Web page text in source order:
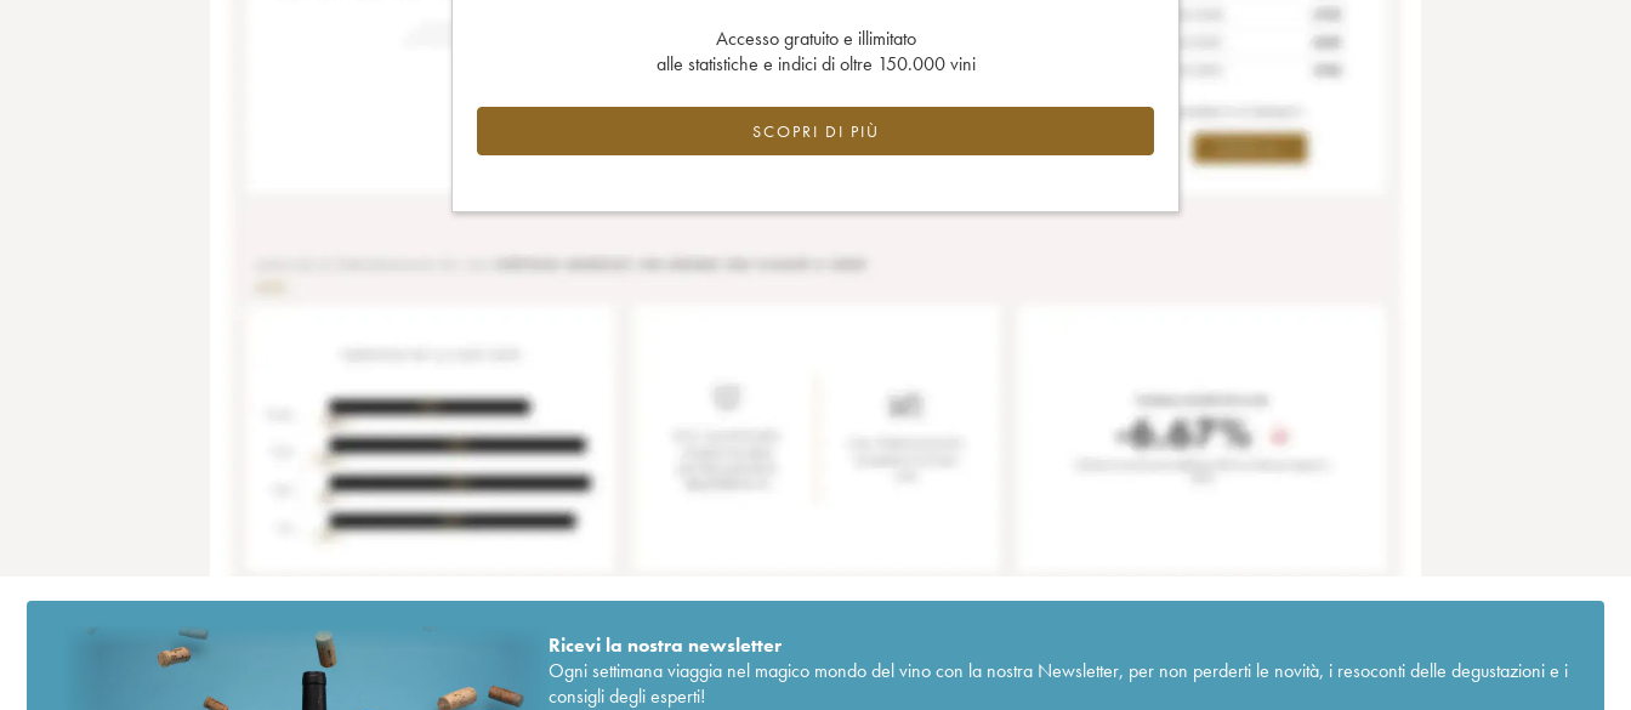
Accesso gratuito e illimitato
alle statistiche e indici di oltre 150.000 vini
SCOPRI DI PIÙ
Ricevi la nostra newsletter
Ogni settimana viaggia nel magico mondo del vino con la nostra Newsletter, per non perderti le novità, i resoconti delle degustazioni e i
consigli degli esperti!